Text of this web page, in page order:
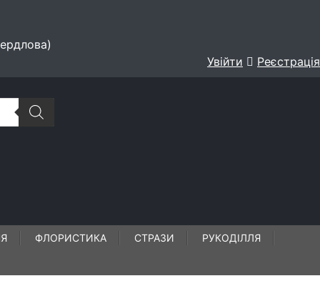
Увійти
Реєстрація
ФЛОРИСТИКА СТРАЗИ РУКОДІЛЛЯ